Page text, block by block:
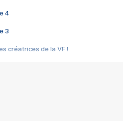
4
3
créatrices de la VF !